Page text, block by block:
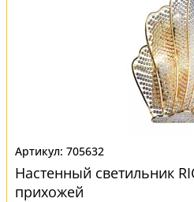
705632
Настенный светильник
прихожей